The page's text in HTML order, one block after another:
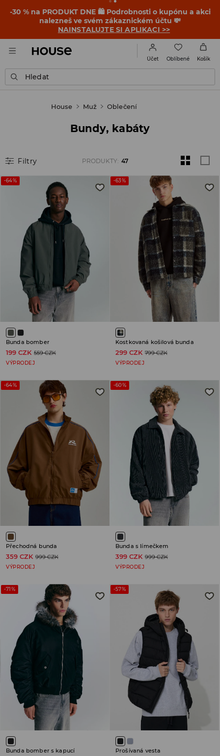
-30 % na PRODUKT DNE 🛍️ Podrobnosti o kupónu a akci
nalezneš ve svém zákaznickém účtu 💸
NAINSTALUJTE SI APLIKACI >>
Účet Oblíbené Košík
Hledat
House Muž Oblečení
Bundy, kabáty
Filtry PRODUKTY: 47
-64%
Bunda bomber
199 CZK 559 CZK
VÝPRODEJ
-63%
Kostkovaná košilová bunda
299 CZK 799 CZK
VÝPRODEJ
-64%
Přechodná bunda
359 CZK 999 CZK
VÝPRODEJ
-60%
Bunda s límečkem
399 CZK 999 CZK
VÝPRODEJ
-71%
Bunda bomber s kapucí
-57%
Prošívaná vesta